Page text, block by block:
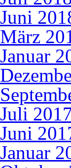
Juni
März
Januar
Juli
Juni
Januar